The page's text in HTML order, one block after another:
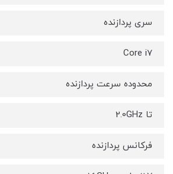
سری پردازنده
Core i7
محدوده سرعت پردازنده
تا 2.0GHz
فرکانس پردازنده